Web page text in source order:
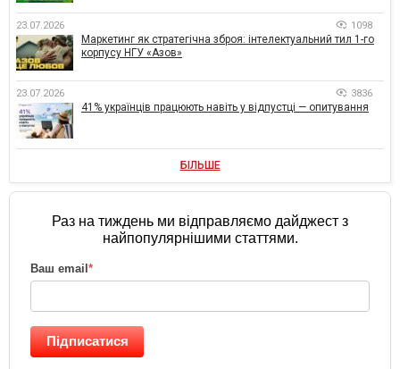
23.07.2026 1098
Маркетинг як стратегічна зброя: інтелектуальний тил 1-го
корпусу НГУ «Азов»
23.07.2026 3836
41% українців працюють навіть у відпустці — опитування
БІЛЬШЕ
Раз на тиждень ми відправляємо дайджест з
найпопулярнішими статтями.
Ваш email*
Підписатися